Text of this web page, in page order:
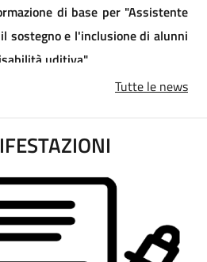
Tutte le news